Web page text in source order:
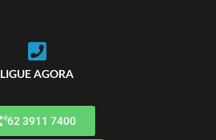
LIGUE AGORA
62 3911 7400